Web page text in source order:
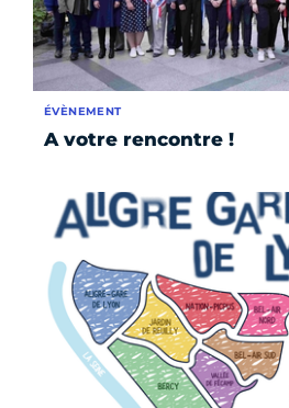
A votre rencontre !
ÉVÈNEMENT